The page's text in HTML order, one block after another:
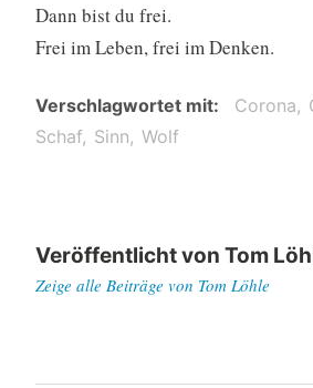
Dann bist du frei.
Frei im Leben, frei im Denken.
Verschlagwortet mit Corona
Schaf
Sinn Wolf
Veröffentlicht von Tom
Zeige alle Beiträge von Tom Löhle